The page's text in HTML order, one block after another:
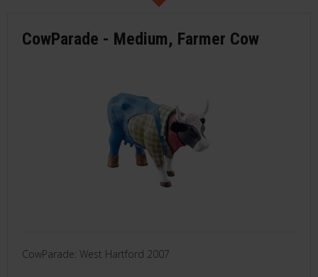
CowParade - Medium, Farmer Cow
CowParade: West Hartford 2007